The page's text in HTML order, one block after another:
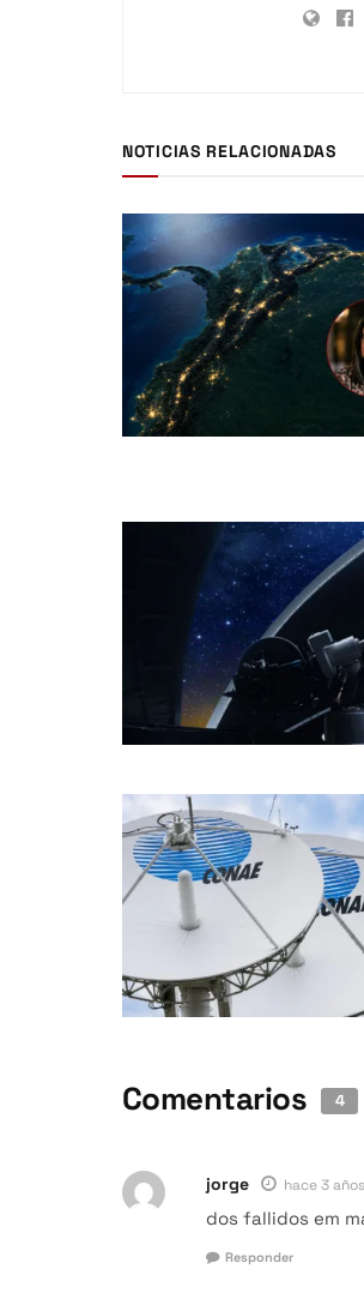
NOTICIAS RELACIONADAS
Comentarios 4
jorge hace 3 años
dos fallidos em
Responder